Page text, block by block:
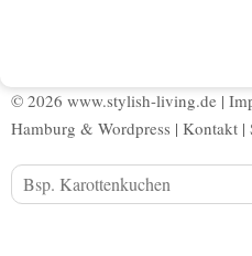
© 2026 www.stylish-living.de |
Hamburg & Wordpress | Kontakt |